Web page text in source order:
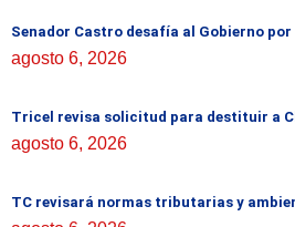
Senador Castro desafía al Gobierno
agosto 6, 2026
Tricel revisa solicitud para destituir a
agosto 6, 2026
TC revisará normas tributarias y